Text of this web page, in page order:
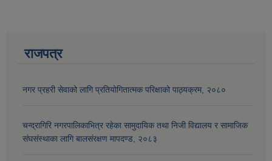
राजपत्र
नगर प्रहरी सेवाको लागि प्रतियोगितात्मक परिक्षाको पाठ्यक्रम, २०८०
चन्द्रागिरि नगरपालिकाभित्र रहेका सामुदायिक तथा निजी विद्यालय र सामाजिक
संघसंस्थाका लागि बालसंरक्षण मापदण्ड, २०८३